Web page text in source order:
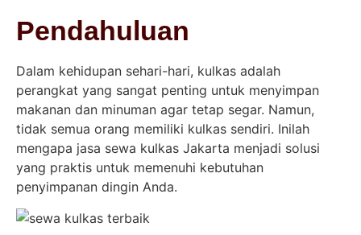
Pendahuluan
Dalam kehidupan sehari-hari, kulkas adalah
perangkat yang sangat penting untuk menyimpan
makanan dan minuman agar tetap segar. Namun,
tidak semua orang memiliki kulkas sendiri. Inilah
mengapa jasa sewa kulkas Jakarta menjadi solusi
yang praktis untuk memenuhi kebutuhan
penyimpanan dingin Anda.